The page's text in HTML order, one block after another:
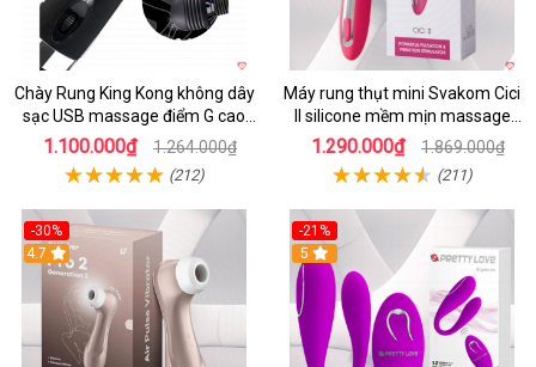
Chày Rung King Kong không dây
sạc USB massage điểm G cao
cấp kích thích
1.100.000₫ 1.264.000₫
(212)
Máy rung thụt mini Svakom Cici
II silicone mềm mịn massage
điểm G cao cấp
1.290.000₫ 1.869.000₫
(211)
-30%
4.7
-21%
5